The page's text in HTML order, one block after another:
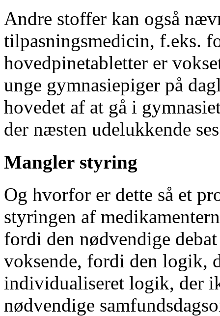
Andre stoffer kan også
tilpasningsmedicin, f.eks.
hovedpinetabletter er
unge gymnasiepiger på
hovedet af at gå i
der næsten udelukkende
Mangler styring
Og hvorfor er dette så et
styringen af
fordi den nødvendige
voksende, fordi den logik,
individualiseret logik, der
nødvendige